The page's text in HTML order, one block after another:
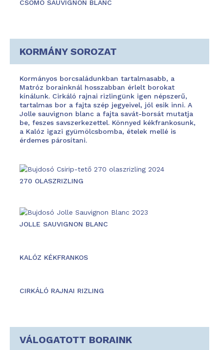
CSOMÓ SAUVIGNON BLANC
KORMÁNY SOROZAT
Kormányos borcsaládunkban tartalmasabb, a
Matróz borainknál hosszabban érlelt borokat
kínálunk. Cirkáló rajnai rizlingünk igen népszerű,
tartalmas bor a fajta szép jegyeivel, jól esik inni. A
Jolle sauvignon blanc a fajta savát-borsát mutatja
be, feszes savszerkezettel. Könnyed kékfrankosunk,
a Kalóz igazi gyümölcsbomba, ételek mellé is
érdemes párosítani.
270 OLASZRIZLING
JOLLE SAUVIGNON BLANC
KALÓZ KÉKFRANKOS
CIRKÁLÓ RAJNAI RIZLING
VÁLOGATOTT BORAINK